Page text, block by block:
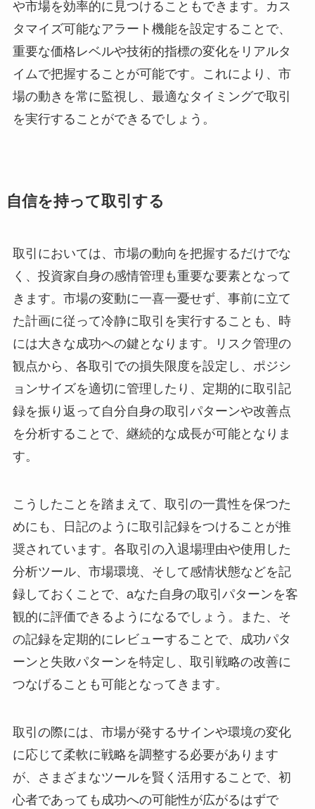
や市場を効率的に見つけることもできます。カス
タマイズ可能なアラート機能を設定することで、
重要な価格レベルや技術的指標の変化をリアルタ
イムで把握することが可能です。これにより、市
場の動きを常に監視し、最適なタイミングで取引
を実行することができるでしょう。
自信を持って取引する
取引においては、市場の動向を把握するだけでな
く、投資家自身の感情管理も重要な要素となって
きます。市場の変動に一喜一憂せず、事前に立て
た計画に従って冷静に取引を実行することも、時
には大きな成功への鍵となります。リスク管理の
観点から、各取引での損失限度を設定し、ポジシ
ョンサイズを適切に管理したり、定期的に取引記
録を振り返って自分自身の取引パターンや改善点
を分析することで、継続的な成長が可能となりま
す。
こうしたことを踏まえて、取引の一貫性を保つた
めにも、日記のように取引記録をつけることが推
奨されています。各取引の入退場理由や使用した
分析ツール、市場環境、そして感情状態などを記
録しておくことで、aなた自身の取引パターンを客
観的に評価できるようになるでしょう。また、そ
の記録を定期的にレビューすることで、成功パタ
ーンと失敗パターンを特定し、取引戦略の改善に
つなげることも可能となってきます。
取引の際には、市場が発するサインや環境の変化
に応じて柔軟に戦略を調整する必要があります
が、さまざまなツールを賢く活用することで、初
心者であっても成功への可能性が広がるはずで